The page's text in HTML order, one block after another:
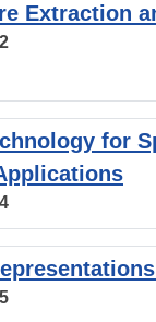
Extraction
2
for
4
5